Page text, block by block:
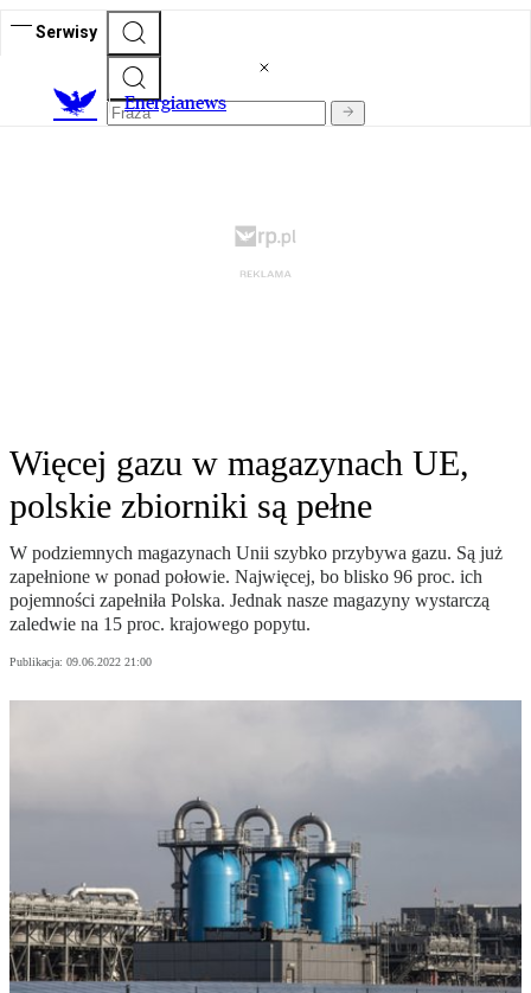
Serwisy
Energianews
Więcej gazu w magazynach UE,
polskie zbiorniki są pełne
W podziemnych magazynach Unii szybko przybywa gazu. Są już
zapełnione w ponad połowie. Najwięcej, bo blisko 96 proc. ich
pojemności zapełniła Polska. Jednak nasze magazyny wystarczą
zaledwie na 15 proc. krajowego popytu.
Publikacja: 09.06.2022 21:00